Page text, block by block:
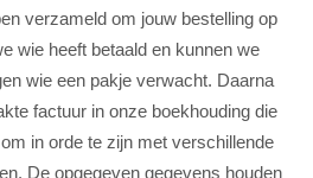
verzameld om jouw bestelling op
wie heeft betaald en kunnen we
wie een pakje verwacht. Daarna
factuur in onze boekhouding die
in orde te zijn met verschillende
De opgegeven gegevens houden